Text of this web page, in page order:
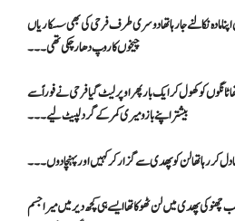
مادہ نکالنے جا رہا تھا دوسری طرف فرحی کی بھی سسکاریاں
چیخوں کا روپ دھار چکی تھی ۔۔۔
کو کھول کر ایک بار پھر اوپر لیٹ گیا فرحی نے فوراً سے
بیشتر اپنے بازو میری کمر کے گرد لپیٹ لیے۔۔۔
دل کر رہا تھا لن کو پھدی سے گزار کر کہیں اور پہنچا دوں ۔۔۔
چھنو کی پھدی میں لن ٹھوکا تھا ایسے ہی کچھ دیر میں میرا جسم